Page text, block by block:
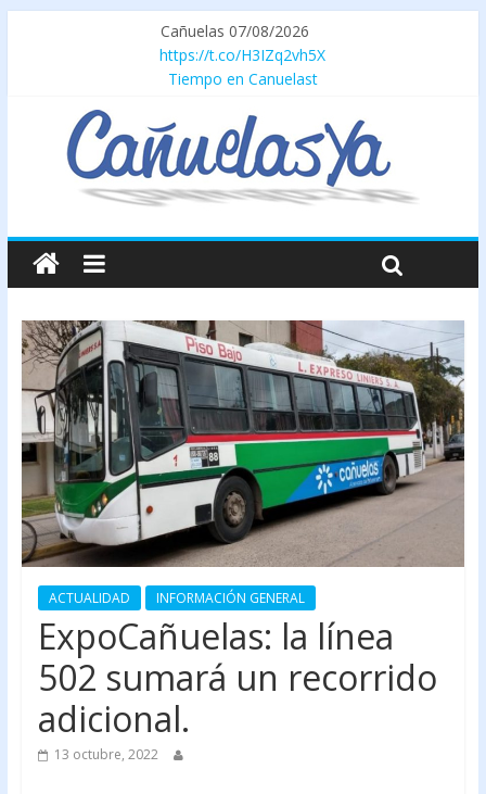
Cañuelas 07/08/2026
https://t.co/H3IZq2vh5X
Tiempo en Canuelast
ACTUALIDAD INFORMACIÓN GENERAL
ExpoCañuelas: la línea
502 sumará un recorrido
adicional.
13 octubre, 2022